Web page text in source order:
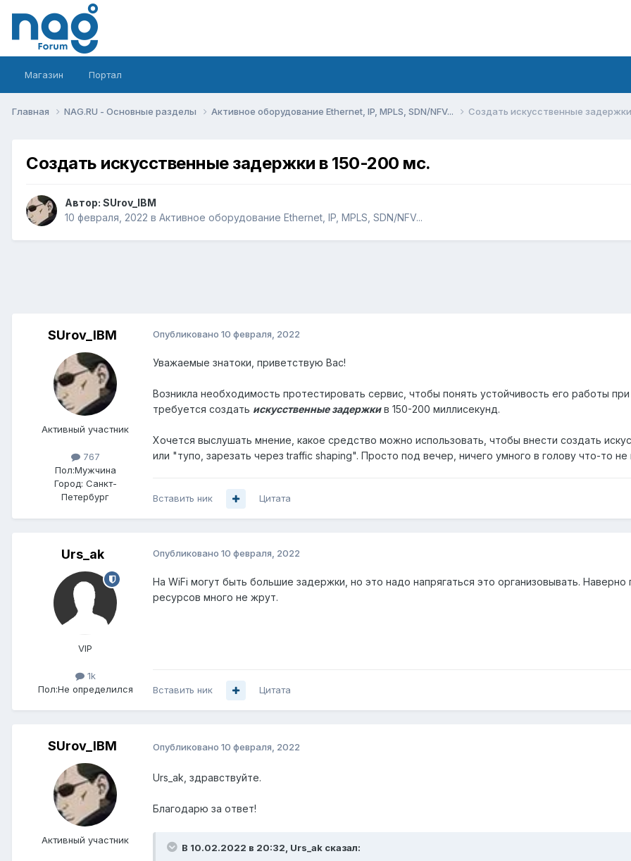
Магазин Портал
Главная NAG.RU - Основные разделы Активное оборудование Ethernet, IP, MPLS, SDN/NFV... Создать искусственные
Создать искусственные задержки в 150-200 мс.
Автор: SUrov_IBM
10 февраля, 2022 в Активное оборудование Ethernet, IP, MPLS, SDN/NFV...
SUrov_IBM
Активный участник
767
Пол:Мужчина
Город: Санкт-
Петербург
Опубликовано 10 февраля, 2022
Уважаемые знатоки, приветствую Вас!
Возникла необходимость протестировать сервис, чтобы понять устойчивость его работы
требуется создать искусственные задержкив 150-200 миллисекунд.
Хочется выслушать мнение, какое средство можно использовать, чтобы внести создать
или "тупо, зарезать через traffic shaping". Просто под вечер, ничего умного в голову что-то не
Вставить ник Цитата
Urs_ak
VIP
1k
Пол:Не определился
Опубликовано 10 февраля, 2022
На WiFi могут быть большие задержки, но это надо напрягаться это организовывать.
ресурсов много не жрут.
Вставить ник Цитата
SUrov_IBM
Активный участник
Опубликовано 10 февраля, 2022
Urs_ak, здравствуйте.
Благодарю за ответ!
В 10.02.2022 в 20:32, Urs_ak сказал: